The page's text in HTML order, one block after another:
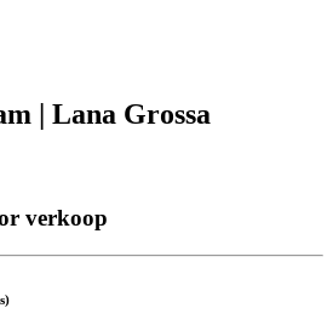
| Lana Grossa
verkoop